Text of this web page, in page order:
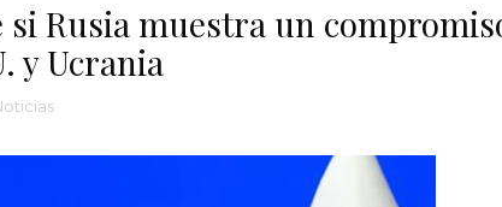
si Rusia muestra un
y Ucrania